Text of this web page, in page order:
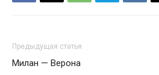
Предыдущая статья
Милан — Верона